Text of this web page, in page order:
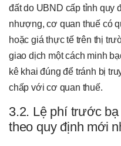
đất do UBND cấp tỉnh quy
nhượng, cơ quan thuế có
hoặc giá thực tế trên thị
giao dịch một cách minh
kê khai đúng để tránh bị
chấp với cơ quan thuế.
3.2. Lệ phí trước
theo quy định mới